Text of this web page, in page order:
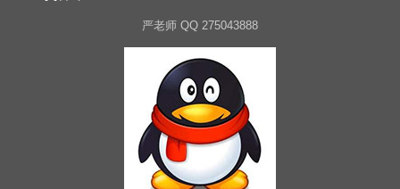
严老师 QQ 275043888